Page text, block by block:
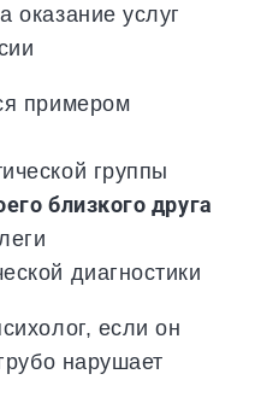
оказание услуг
примером
группы
близкого друга
диагностики
если он
нарушает